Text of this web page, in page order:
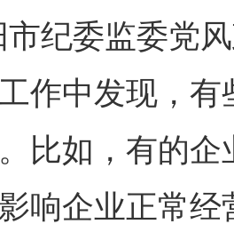
市纪委监委党
作中发现，
比如，有的
响企业正常